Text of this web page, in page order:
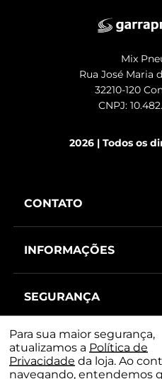
Para sua maior segurança,
atualizamos a Política de
Privacidade da loja. Ao
navegando, entendemos
Mix
Rua José Maria
32210-120
CNPJ:
2026 | Todos os
CONTATO
INFORMAÇÕES
SEGURANÇA
MEIOS DE PAGAMENTO